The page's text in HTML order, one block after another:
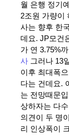
월 은행 정기
2조원 가량이
사는 향후 한
데요. JP모건
가 연 3.75%
사 그러나 13
이후 최대폭
다는 건데요.
는 전망때문
상하자는 다
의견이 두 명
리 인상폭이